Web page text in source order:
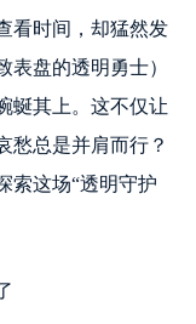
看时间，却猛然发
盘的透明勇士）
蜒其上。这不仅让
愁总是并肩而行？
索这场“透明守护